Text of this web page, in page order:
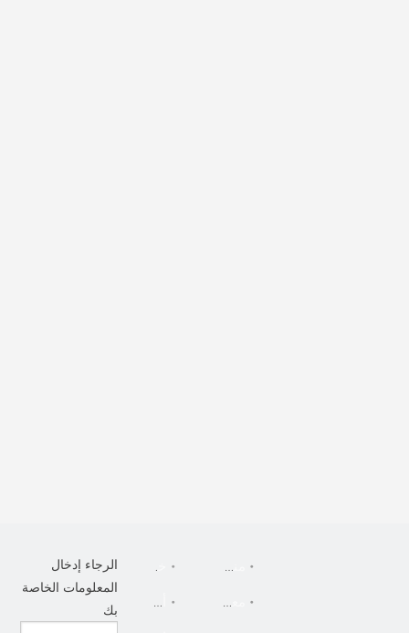
منزل، بيت
معلومات عنا
خدمة
أخبار
الرجاء إدخال
المعلومات الخاصة
بك